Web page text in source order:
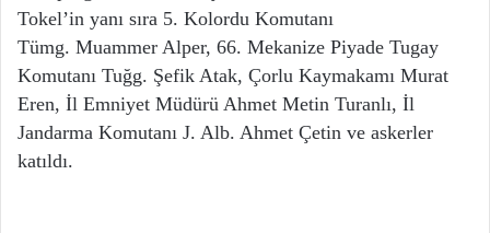
Tokel’in yanı sıra 5. Kolordu Komutanı
Tümg. Muammer Alper, 66. Mekanize Piyade Tugay
Komutanı Tuğg. Şefik Atak, Çorlu Kaymakamı Murat
Eren, İl Emniyet Müdürü Ahmet Metin Turanlı, İl
Jandarma Komutanı J. Alb. Ahmet Çetin ve askerler
katıldı.